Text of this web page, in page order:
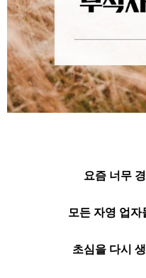
요즘 너무
모든 자영 업자
초심을 다시